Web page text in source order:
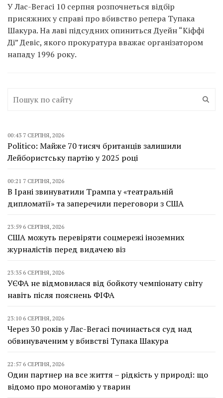
У Лас-Вегасі 10 серпня розпочнеться відбір
присяжних у справі про вбивство репера Тупака
Шакура. На лаві підсудних опиниться Дуейн “Кіффі
Ді” Девіс, якого прокуратура вважає організатором
нападу 1996 року.
00:43 7 СЕРПНЯ, 2026
Politico: Майже 70 тисяч британців залишили
Лейбористську партію у 2025 році
00:21 7 СЕРПНЯ, 2026
В Ірані звинуватили Трампа у «театральній
дипломатії» та заперечили переговори з США
23:59 6 СЕРПНЯ, 2026
США можуть перевіряти соцмережі іноземних
журналістів перед видачею віз
23:35 6 СЕРПНЯ, 2026
УЄФА не відмовилася від бойкоту чемпіонату світу
навіть після пояснень ФІФА
23:10 6 СЕРПНЯ, 2026
Через 30 років у Лас-Вегасі починається суд над
обвинуваченим у вбивстві Тупака Шакура
22:57 6 СЕРПНЯ, 2026
Один партнер на все життя – рідкість у природі: що
відомо про моногамію у тварин